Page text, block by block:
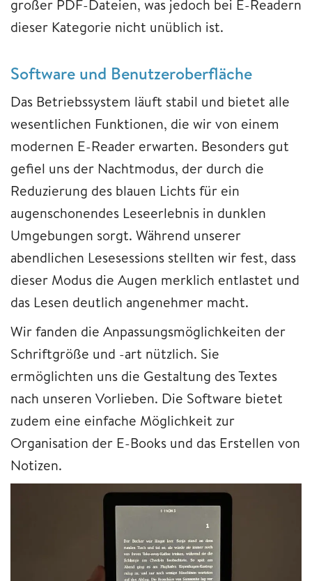
großer PDF-Dateien, was jedoch bei E-Readern
dieser Kategorie nicht unüblich ist.
Software und Benutzeroberfläche
Das Betriebssystem läuft stabil und bietet alle
wesentlichen Funktionen, die wir von einem
modernen E-Reader erwarten. Besonders gut
gefiel uns der Nachtmodus, der durch die
Reduzierung des blauen Lichts für ein
augenschonendes Leseerlebnis in dunklen
Umgebungen sorgt. Während unserer
abendlichen Lesesessions stellten wir fest, dass
dieser Modus die Augen merklich entlastet und
das Lesen deutlich angenehmer macht.
Wir fanden die Anpassungsmöglichkeiten der
Schriftgröße und -art nützlich. Sie
ermöglichten uns die Gestaltung des Textes
nach unseren Vorlieben. Die Software bietet
zudem eine einfache Möglichkeit zur
Organisation der E-Books und das Erstellen von
Notizen.